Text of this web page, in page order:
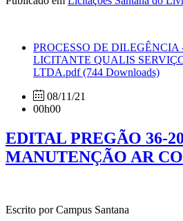
PROCESSO DE DILEGÊNCIA
LICITANTE QUALIS
LTDA.pdf(744 Downloads)
08/11/21
00h00
EDITAL PREGÃO 36-
MANUTENÇÃO AR
Escrito por Campus Santana